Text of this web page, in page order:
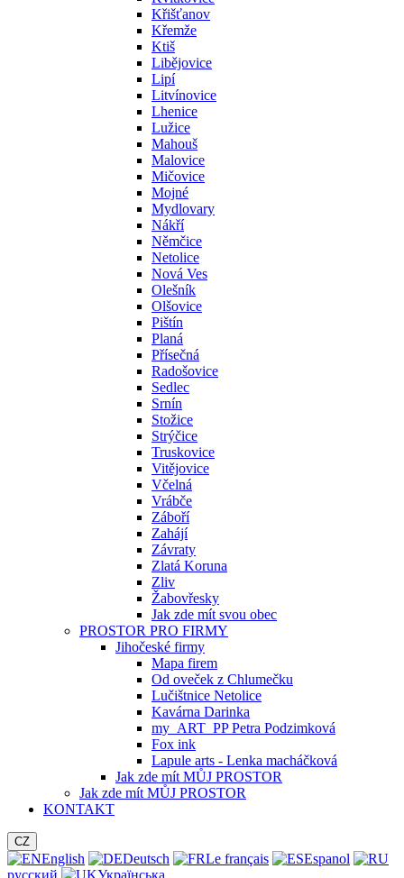
Křišťanov
Křemže
Ktiš
Libějovice
Lipí
Litvínovice
Lhenice
Lužice
Mahouš
Malovice
Mičovice
Mojné
Mydlovary
Nákří
Němčice
Netolice
Nová Ves
Olešník
Olšovice
Pištín
Planá
Přísečná
Radošovice
Sedlec
Srnín
Stožice
Strýčice
Truskovice
Vitějovice
Včelná
Vrábče
Záboří
Zahájí
Závraty
Zlatá Koruna
Zliv
Žabovřesky
Jak zde mít svou obec
PROSTOR PRO FIRMY
Jihočeské firmy
Mapa firem
Od oveček z Chlumečku
Lučištnice Netolice
Kavárna Darinka
my_ART_PP Petra Podzimková
Fox ink
Lapule arts - Lenka macháčková
Jak zde mít MŮJ PROSTOR
Jak zde mít MŮJ PROSTOR
KONTAKT
CZ
English Deutsch Le français
Espanol
русский
Українська